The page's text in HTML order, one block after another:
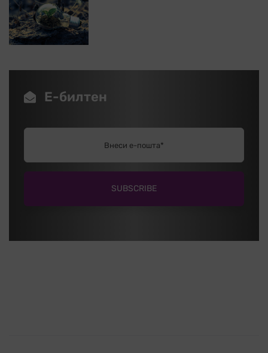
Е-билтен